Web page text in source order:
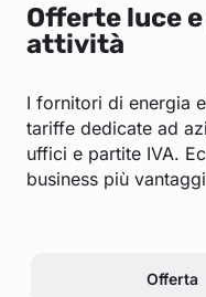
Offerte luce
attività
I fornitori di energia
tariffe dedicate ad
uffici e partite IVA.
business più
Offerta